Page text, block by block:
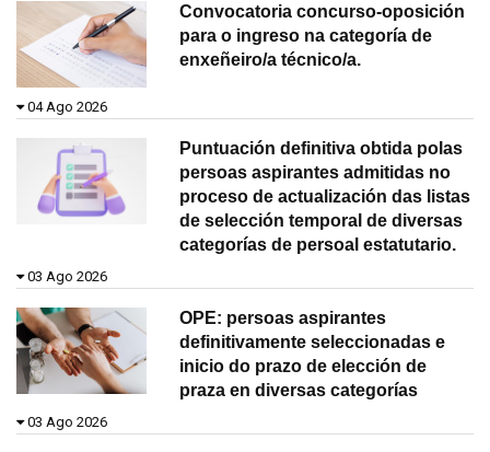
Convocatoria concurso-oposición
para o ingreso na categoría de
enxeñeiro/a técnico/a.
04 Ago 2026
Puntuación definitiva obtida polas
persoas aspirantes admitidas no
proceso de actualización das listas
de selección temporal de diversas
categorías de persoal estatutario.
03 Ago 2026
OPE: persoas aspirantes
definitivamente seleccionadas e
inicio do prazo de elección de
praza en diversas categorías
03 Ago 2026